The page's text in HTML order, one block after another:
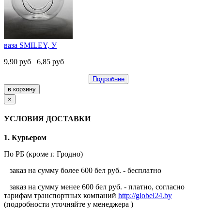
ваза SMILEY, У
9,90 руб 6,85 руб
Подробнее
×
УСЛОВИЯ ДОСТАВКИ
1. Курьером
По РБ (кроме г. Гродно)
заказ на сумму более 600 бел руб. - бесплатно
заказ на сумму менее 600 бел руб. - платно, согласно
тарифам транспортных компаний http://globel24.by
(подробности уточняйте у менеджера )